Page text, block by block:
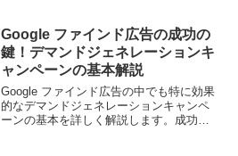
Google ファインド広告の成功の
鍵！デマンドジェネレーションキ
ャンペーンの基本解説
Google ファインド広告の中でも特に効果
的なデマンドジェネレーションキャンペ
ーンの基本を詳しく解説します。成功に